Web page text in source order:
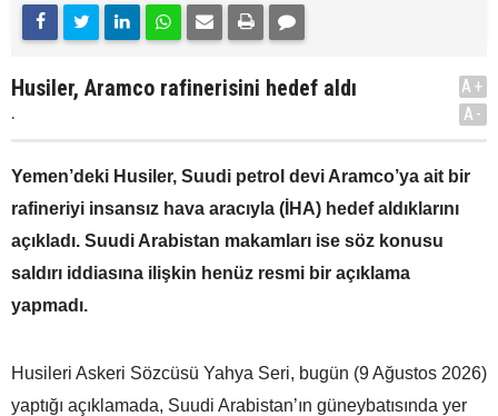
Husiler, Aramco rafinerisini hedef aldı
.
A+
A-
Yemen’deki Husiler, Suudi petrol devi Aramco’ya ait bir
rafineriyi insansız hava aracıyla (İHA) hedef aldıklarını
açıkladı. Suudi Arabistan makamları ise söz konusu
saldırı iddiasına ilişkin henüz resmi bir açıklama
yapmadı.
Husileri Askeri Sözcüsü Yahya Seri, bugün (9 Ağustos 2026)
yaptığı açıklamada, Suudi Arabistan’ın güneybatısında yer